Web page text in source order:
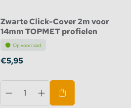
Zwarte Click-Cover 2m voor
14mm TOPMET profielen
Op voorraad
€5,95